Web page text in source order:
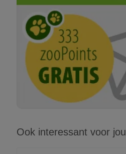
Ook interessant voor jou